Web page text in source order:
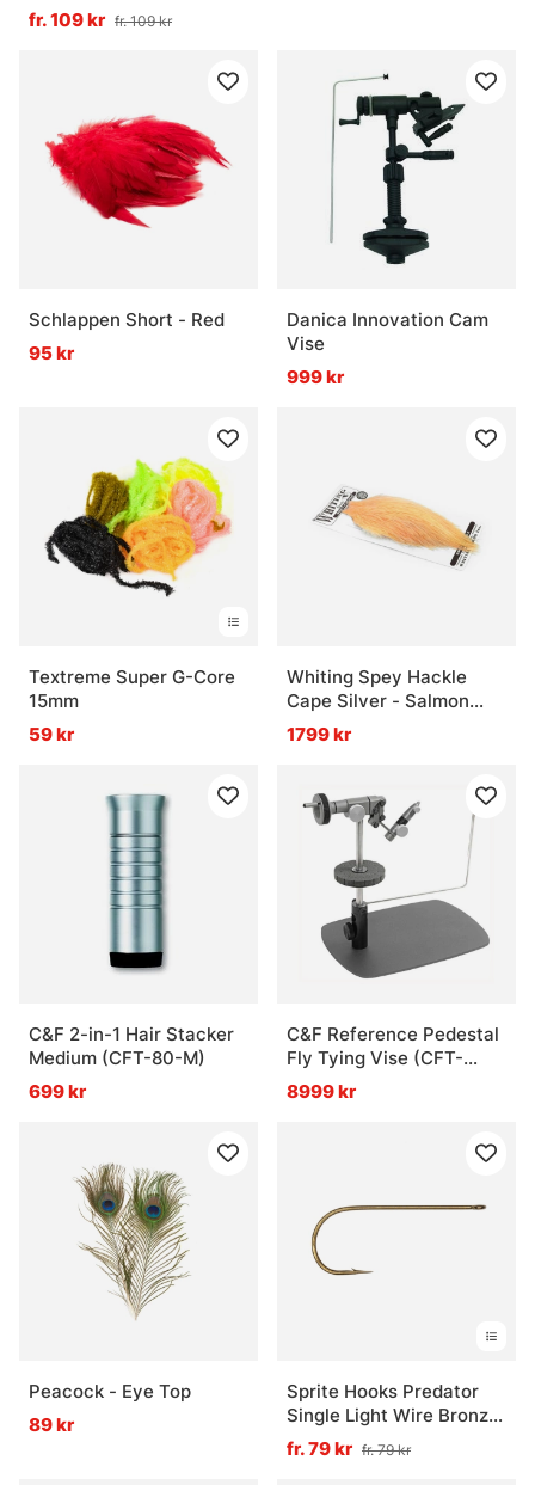
fr. 109 kr fr. 109 kr
Schlappen Short - Red
95 kr
Danica Innovation Cam
Vise
999 kr
Textreme Super G-Core
15mm
59 kr
Whiting Spey Hackle
Cape Silver - Salmon
Pink
1799 kr
C&F 2-in-1 Hair Stacker
Medium (CFT-80-M)
699 kr
C&F Reference Pedestal
Fly Tying Vise (CFT-
9000)
8999 kr
Peacock - Eye Top
89 kr
Sprite Hooks Predator
Single Light Wire Bronze
S1086 15-pack
fr. 79 kr fr. 79 kr